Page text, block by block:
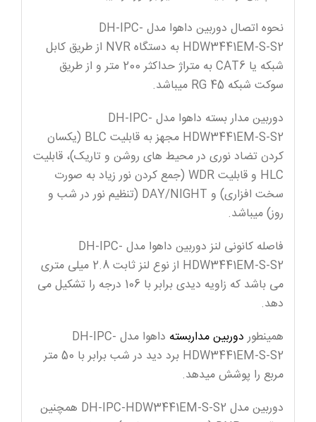
نحوه اتصال دوربین داهوا مدل DH-IPC-
HDW3441EM-S-S2 به دستگاه NVR از طریق کابل
شبکه یا CAT6 به متراژ حداکثر 200 متر و از طریق
سوکت شبکه RG 45 میباشد.
دوربین مدار بسته داهوا مدل DH-IPC-
HDW3441EM-S-S2 مجهز به قابلیت BLC (یکسان
کردن تضاد نوری در محیط های روشن و تاریک)، قابلیت
HLC و قابلیت WDR (جمع کردن نور زیاد به صورت
سخت افزاری) و DAY/NIGHT (تنظیم نور در شب و
روز) میباشد.
فاصله کانونی لنز دوربین داهوا مدل DH-IPC-
HDW3441EM-S-S2 از نوع لنز ثابت 2.8 میلی متری
می باشد که زاویه دیدی برابر با 106 درجه را تشکیل می
دهد.
همینطوردوربین مداربسته
داهوا مدل DH-IPC-
HDW3441EM-S-S2 برد دید در شب برابر با 50 متر
مربع را پوشش میدهد.
دوربین مدل DH-IPC-HDW3441EM-S-S2 همچنین